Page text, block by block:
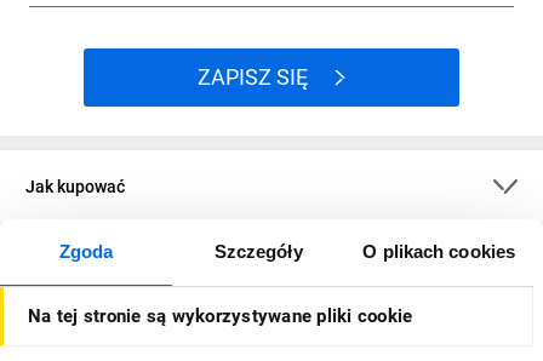
Zgoda Szczegóły O plikach cookies
Na tej stronie są wykorzystywane pliki cookie
ZAPISZ SIĘ
Jak kupować
O firmie